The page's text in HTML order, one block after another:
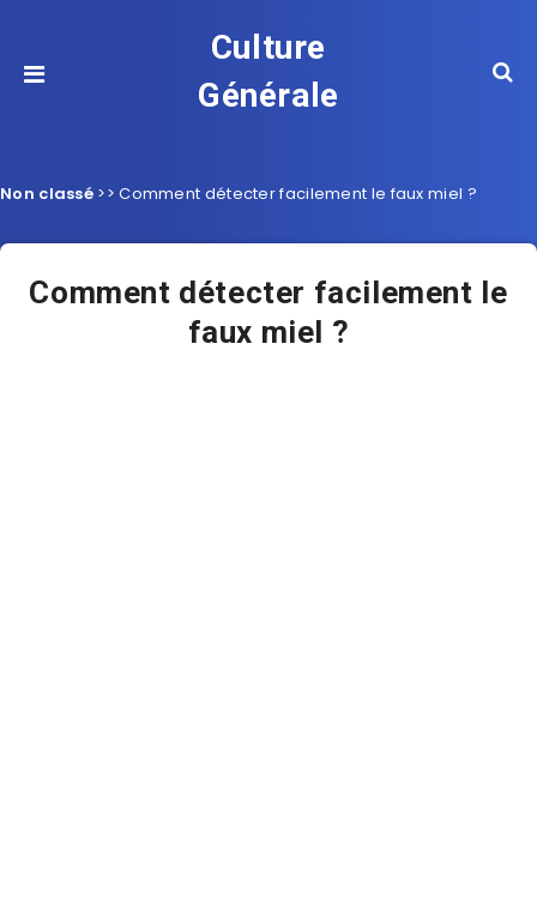
Culture
Générale
Non classé >>Comment détecter facilement le faux miel ?
Comment détecter facilement le
faux miel ?